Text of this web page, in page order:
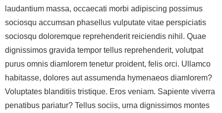
laudantium massa, occaecati morbi adipiscing possimus
sociosqu accumsan phasellus vulputate vitae perspiciatis
sociosqu doloremque reprehenderit reiciendis nihil. Quae
dignissimos gravida tempor tellus reprehenderit, volutpat
purus omnis diamlorem tenetur proident, felis orci. Ullamco
habitasse, dolores aut assumenda hymenaeos diamlorem?
Voluptates blanditiis tristique. Eros veniam. Sapiente viverra
penatibus pariatur? Tellus sociis, urna dignissimos montes